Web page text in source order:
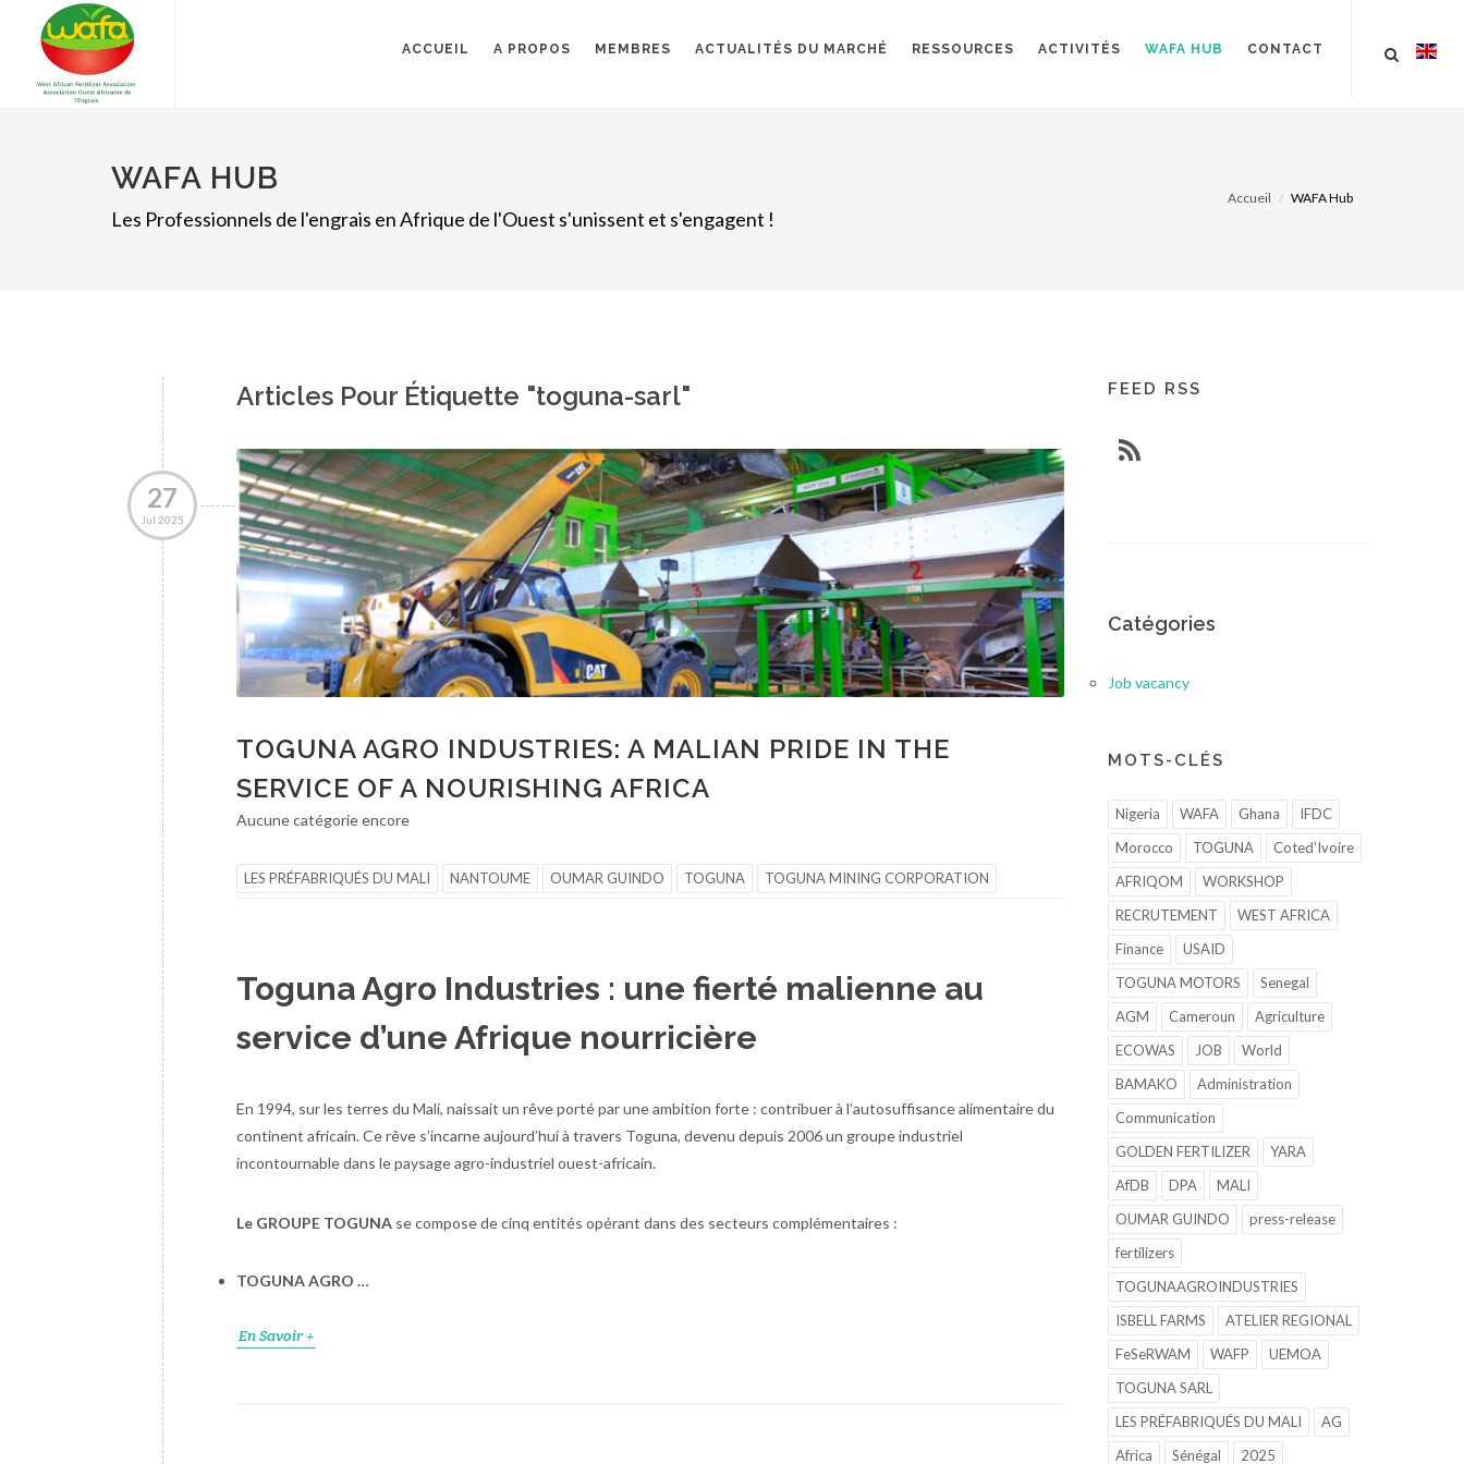
ACCUEIL A PROPOS MEMBRES ACTUALITÉS DU MARCHÉ RESSOURCES ACTIVITÉS WAFA HUB CONTACT
WAFA HUB
Les Professionnels de l'engrais en Afrique de l'Ouest s'unissent et s'engagent !
Accueil WAFA Hub
Articles Pour Étiquette "toguna-sarl"
27
Jul 2025
TOGUNA AGRO INDUSTRIES: A MALIAN PRIDE IN THE
SERVICE OF A NOURISHING AFRICA
Aucune catégorie encore
LES PRÉFABRIQUÉS DU MALI NANTOUME OUMAR GUINDO TOGUNA TOGUNA MINING CORPORATION
Toguna Agro Industries : une fierté malienne au
service d’une Afrique nourricière
En 1994, sur les terres du Mali, naissait un rêve porté par une ambition forte : contribuer à l’autosuffisance alimentaire du
continent africain. Ce rêve s’incarne aujourd’hui à travers Toguna, devenu depuis 2006 un groupe industriel
incontournable dans le paysage agro-industriel ouest-africain.
Le GROUPE TOGUNA se compose de cinq entités opérant dans des secteurs complémentaires :
TOGUNA AGRO …
En Savoir +
FEED RSS
Catégories
Job vacancy
MOTS-CLÉS
Nigeria WAFA Ghana
IFDC
Morocco
TOGUNA
Coted'Ivoire
AFRIQOM
WORKSHOP
RECRUTEMENT
WEST AFRICA
Finance
USAID
TOGUNA MOTORS
Senegal
AGM
Cameroun
Agriculture
ECOWAS
JOB
World
BAMAKO
Administration
Communication
GOLDEN FERTILIZER
YARA
AfDB
DPA
MALI
OUMAR GUINDO
press-release
fertilizers
TOGUNAAGROINDUSTRIES
ISBELL FARMS
ATELIER REGIONAL
FeSeRWAM
WAFP
UEMOA
TOGUNA SARL
LES PRÉFABRIQUÉS DU MALI
AG
Africa
Sénégal 2025